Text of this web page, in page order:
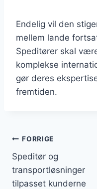
Endelig vil den
mellem lande
Speditører skal
komplekse
gør deres
fremtiden.
FORRIGE
Speditør og
transportløsninger
tilpasset kunderne